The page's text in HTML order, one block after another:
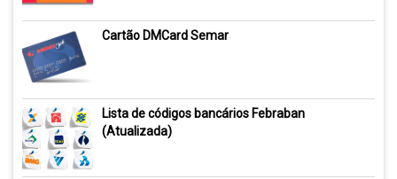
Cartão DMCard Semar
Lista de códigos bancários Febraban
(Atualizada)